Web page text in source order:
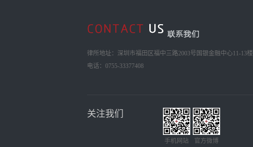
律所地址：深圳市福田区福中三路2003号国银金融中心11-13楼
电话：0755-33377408
关注我们
手机网站 官方微博